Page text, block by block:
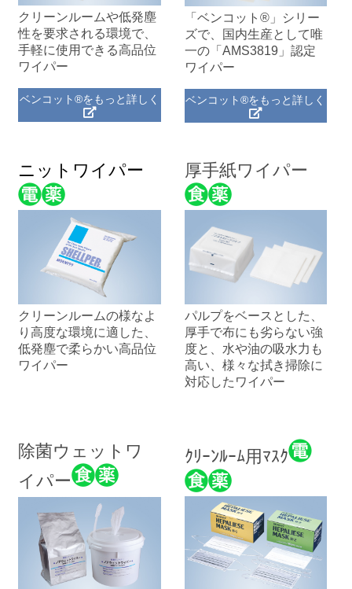
クリーンルームや低発塵
性を要求される環境で、
手軽に使用できる高品位
ワイパー
ベンコット®をもっと詳しく
「ベンコット®」シリー
ズで、国内生産として唯
一の「AMS3819」認定
ワイパー
ベンコット®をもっと詳しく
ニットワイパー
クリーンルームの様なよ
り高度な環境に適した、
低発塵で柔らかい高品位
ワイパー
厚手紙ワイパー
パルプをベースとした、
厚手で布にも劣らない強
度と、水や油の吸水力も
高い、様々な拭き掃除に
対応したワイパー
除菌ウェットワ
イパー
ｸﾘｰﾝﾙｰﾑ用ﾏｽｸ